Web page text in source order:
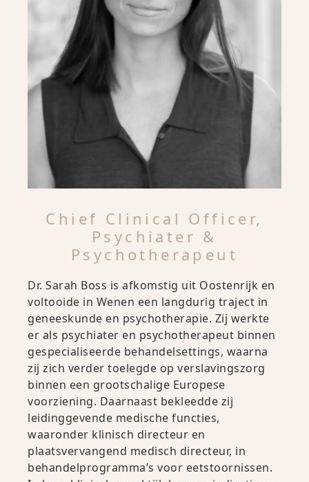
Chief Clinical Officer,
Psychiater &
Psychotherapeut
Dr. Sarah Boss is afkomstig uit Oostenrijk en
voltooide in Wenen een langdurig traject in
geneeskunde en psychotherapie. Zij werkte
er als psychiater en psychotherapeut binnen
gespecialiseerde behandelsettings, waarna
zij zich verder toelegde op verslavingszorg
binnen een grootschalige Europese
voorziening. Daarnaast bekleedde zij
leidinggevende medische functies,
waaronder klinisch directeur en
plaatsvervangend medisch directeur, in
behandelprogramma’s voor eetstoornissen.